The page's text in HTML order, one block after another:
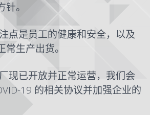
。
点是员工的健康和安全，以及
生产出货。
现已开放并正常运营，我们会
19 的相关协议并加强企业的